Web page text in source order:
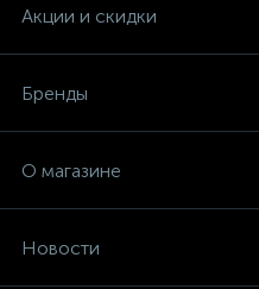
Акции и скидки
Бренды
О магазине
Новости